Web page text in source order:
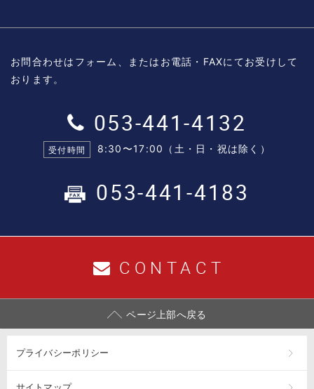
お問合わせはフォーム、またはお電話・FAXにてお受けして
おります。
053-441-4132
受付時間 8:30〜17:00（土・日・祝は除く）
053-441-4183
CONTACT
ページ上部へ戻る
プライバシーポリシー